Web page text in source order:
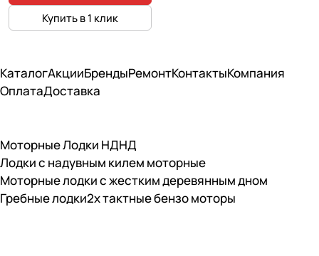
Купить в 1 клик
КаталогАкцииБрендыРемонтКонтактыКомпания
ОплатаДоставка
Моторные Лодки НДНД
Лодки с надувным килем моторные
Моторные лодки с жестким деревянным дном
Гребные лодки2х тактные бензо моторы